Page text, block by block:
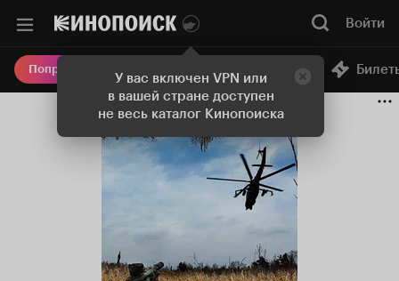
У вас включен VPN или
в вашей стране доступен
не весь каталог Кинопоиска
Войти
Попробовать Плюс Онлайн-кинотеатр